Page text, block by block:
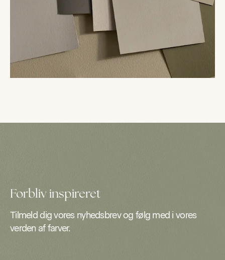
Forbliv inspireret
Tilmeld dig vores nyhedsbrev og følg med i vores
verden af farver.